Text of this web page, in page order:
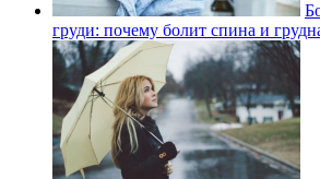
груди: почему болит спина и